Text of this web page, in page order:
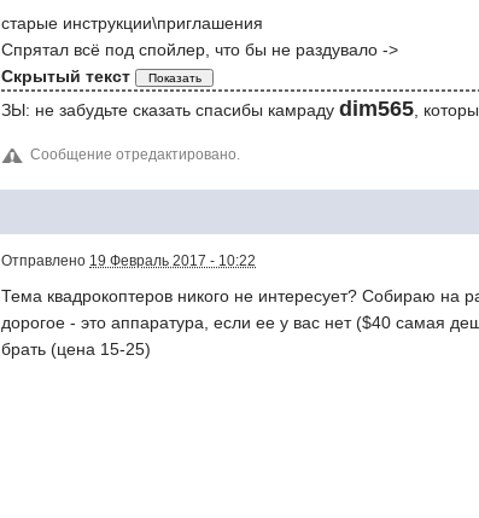
старые инструкции\приглашения
Спрятал всё под спойлер, что бы не раздувало ->
Скрытый текст
ЗЫ: не забудьте сказать спасибы камрадуdim565 ,
Сообщение отредактировано.
Отправлено 19 Февраль 2017 - 10:22
Тема квадрокоптеров никого не интересует? Собираю на
дорогое - это аппаратура, если ее у вас нет ($40 самая
брать (цена 15-25)